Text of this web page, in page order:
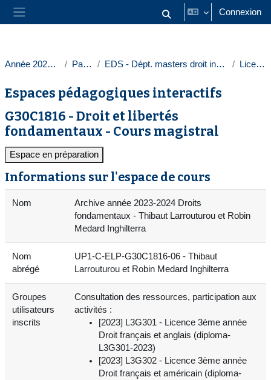
Passer au contenu principal
Panneau latéral Activer/désactiver la saisie
Connexion
Année 2023-2024 Paris 1 EDS - Dépt. masters droit intern. europ. Licences
Espaces pédagogiques interactifs
G30C1816 - Droit et libertés
fondamentaux - Cours magistral
Espace en préparation
Informations sur l'espace de cours
Nom
Archive année 2023-2024 Droits
fondamentaux - Thibaut Larrouturou et Robin
Medard Inghilterra
Nom
abrégé
UP1-C-ELP-G30C1816-06 - Thibaut
Larrouturou et Robin Medard Inghilterra
Groupes
utilisateurs
inscrits
Consultation des ressources, participation aux
activités :
[2023] L3G301 - Licence 3ème année
Droit français et anglais (diploma-
L3G301-2023)
[2023] L3G302 - Licence 3ème année
Droit français et américain (diploma-